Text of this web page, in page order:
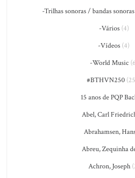
-Trilhas sonoras / bandas
-Vários(4)
-Vídeos (4)
-World Music
#BTHVN250
15 anos de PQP
Abel, Carl
Abrahamsen,
Abreu, Zequinha
Achron, Joseph